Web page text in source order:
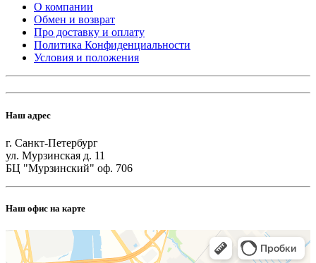
О компании
Обмен и возврат
Про доставку и оплату
Политика Конфиденциальности
Условия и положения
Наш адрес
г. Санкт-Петербург
ул. Мурзинская д. 11
БЦ "Мурзинский" оф. 706
Наш офис на карте